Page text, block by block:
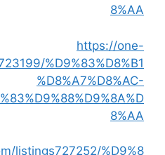
8%AA
https://one-
%D9%83%D8%B1
%D8%A7%D8%AC-
8%AA
listings727252/%D9%8